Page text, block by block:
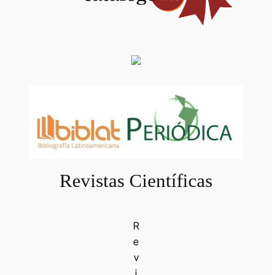
Revistas Científicas
R
e
v